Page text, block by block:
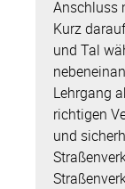
Anschluss
Kurz
und Tal
Lehrgang
richtigen
und